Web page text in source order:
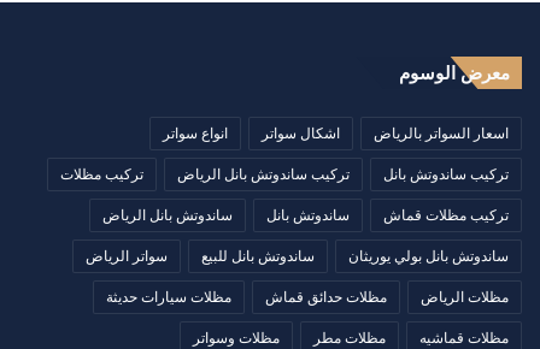
معرض الوسوم
اسعار السواتر بالرياض اشكال سواتر انواع سواتر
تركيب ساندوتش بانل تركيب ساندوتش بانل الرياض تركيب مظلات
تركيب مظلات قماش ساندوتش بانل ساندوتش بانل الرياض
ساندوتش بانل بولي يوريثان ساندوتش بانل للبيع سواتر الرياض
مظلات الرياض مظلات حدائق قماش مظلات سيارات حديثة
مظلات قماشيه مظلات مطر مظلات وسواتر